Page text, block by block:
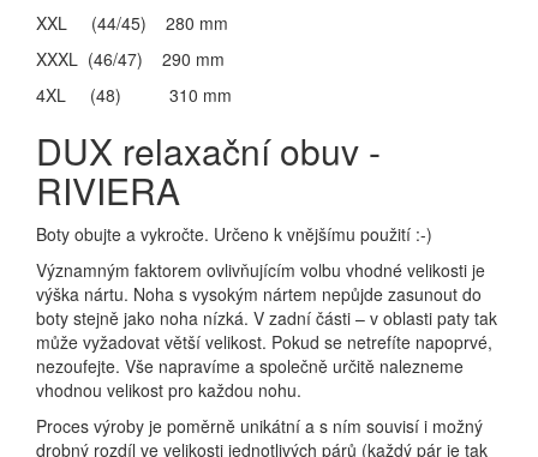
XXL (44/45) 280 mm
XXXL (46/47) 290 mm
4XL (48) 310 mm
DUX relaxační obuv -
RIVIERA
Boty obujte a vykročte. Určeno k vnějšímu použití :-)
Významným faktorem ovlivňujícím volbu vhodné velikosti je
výška nártu. Noha s vysokým nártem nepůjde zasunout do
boty stejně jako noha nízká. V zadní části – v oblasti paty tak
může vyžadovat větší velikost. Pokud se netrefíte napoprvé,
nezoufejte. Vše napravíme a společně určitě nalezneme
vhodnou velikost pro každou nohu.
Proces výroby je poměrně unikátní a s ním souvisí i možný
drobný rozdíl ve velikosti jednotlivých párů (každý pár je tak